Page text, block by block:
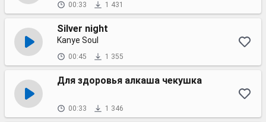
00:33 1 431
Silver night
Kanye Soul
00:45 1 355
Для здоровья алкаша чекушка
00:33 1 346